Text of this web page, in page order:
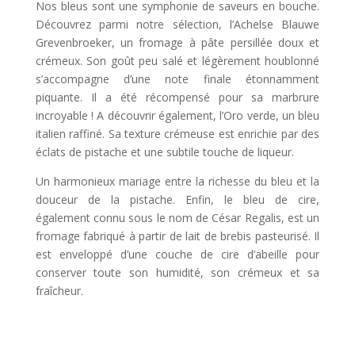
Nos bleus sont une symphonie de saveurs en bouche.
Découvrez parmi notre sélection, l’Achelse Blauwe
Grevenbroeker, un fromage à pâte persillée doux et
crémeux. Son goût peu salé et légèrement houblonné
s’accompagne d’une note finale étonnamment
piquante. Il a été récompensé pour sa marbrure
incroyable ! A découvrir également, l’Oro verde, un bleu
italien raffiné. Sa texture crémeuse est enrichie par des
éclats de pistache et une subtile touche de liqueur.
Un harmonieux mariage entre la richesse du bleu et la
douceur de la pistache. Enfin, le bleu de cire,
également connu sous le nom de César Regalis, est un
fromage fabriqué à partir de lait de brebis pasteurisé. Il
est enveloppé d’une couche de cire d’abeille pour
conserver toute son humidité, son crémeux et sa
fraîcheur.